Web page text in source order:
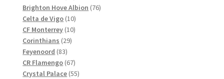
produkter
Brighton Hove Albion 7676
Celta de Vigo 1010
produkter
CF Monterrey 1010
Corinthians 2929
Feyenoord 8383
produkter
CR Flamengo 6767
produkter
Crystal Palace 5555